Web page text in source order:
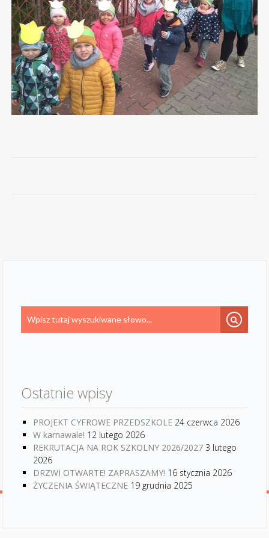
Ostatnie wpisy
PROJEKT CYFROWE PRZEDSZKOLE 24 czerwca 2026
W karnawale! 12 lutego 2026
REKRUTACJA NA ROK SZKOLNY 2026/2027 3 lutego
2026
DRZWI OTWARTE! ZAPRASZAMY! 16 stycznia 2026
ŻYCZENIA ŚWIĄTECZNE 19 grudnia 2025